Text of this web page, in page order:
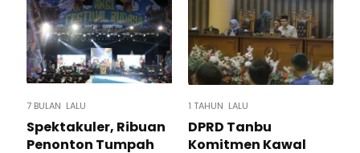
7 BULAN LALU
Spektakuler, Ribuan
Penonton Tumpah
1 TAHUN LALU
DPRD Tanbu
Komitmen Kawal